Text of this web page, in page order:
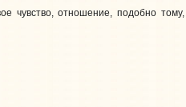
чувство, отношение, подобно